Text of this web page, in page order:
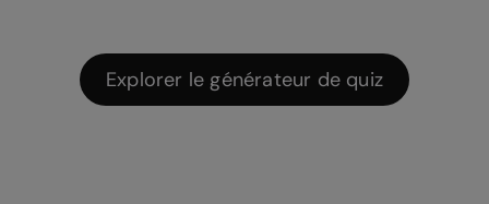
Explorer le générateur de quiz